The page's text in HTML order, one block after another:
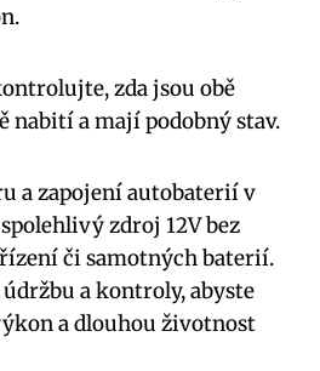
zda jsou obě
nabití a mají podobný stav.
a zapojení autobaterií v
zdroj 12V bez
či samotných baterií.
a kontroly, abyste
a dlouhou životnost